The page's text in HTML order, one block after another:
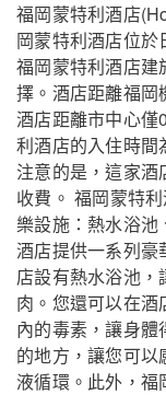
福岡蒙特利酒店
岡蒙特利酒店位於
福岡蒙特利酒店
擇。酒店距離福岡
酒店距離市中心僅
利酒店的入住時
注意的是，這家
收費。 福岡蒙特
樂設施：熱水浴池
酒店提供一系列豪
店設有熱水浴池
肉。您還可以在
內的毒素，讓身
的地方，讓您可
液循環。此外，
福岡蒙特利酒店